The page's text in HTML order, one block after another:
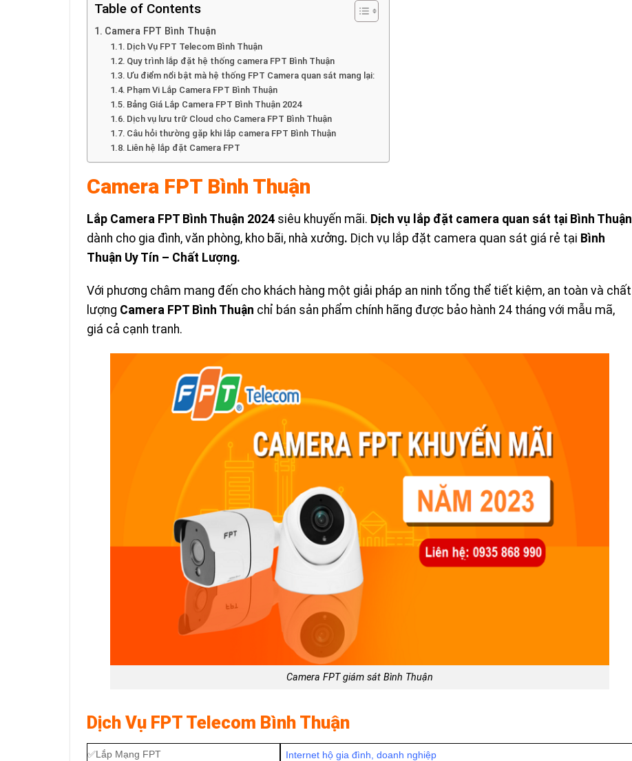
Table of Contents
Camera FPT Bình Thuận
Dịch Vụ FPT Telecom Bình Thuận
Quy trình lắp đặt hệ thống camera FPT Bình Thuận
Ưu điểm nổi bật mà hệ thống FPT Camera quan sát mang lại:
Phạm Vi Lắp Camera FPT Bình Thuận
Bảng Giá Lắp Camera FPT Bình Thuận 2024
Dịch vụ lưu trữ Cloud cho Camera FPT Bình Thuận
Câu hỏi thường gặp khi lắp camera FPT Bình Thuận
Liên hệ lắp đặt Camera FPT
Camera FPT Bình Thuận
Lắp Camera FPT Bình Thuận 2024 siêu khuyến mãi. Dịch vụ lắp đặt camera quan sát tại Bình Thuận
dành cho gia đình, văn phòng, kho bãi, nhà xưởng. Dịch vụ lắp đặt camera quan sát giá rẻ tại Bình
Thuận Uy Tín – Chất Lượng.
Với phương châm mang đến cho khách hàng một giải pháp an ninh tổng thể tiết kiệm, an toàn và chất
lượng Camera FPT Bình Thuận chỉ bán sản phẩm chính hãng được bảo hành 24 tháng với mẫu mã,
giá cả cạnh tranh.
Camera FPT giám sát Bình Thuận
Dịch Vụ FPT Telecom Bình Thuận
✅Lắp Mạng FPT Internet hộ gia đình, doanh nghiệp